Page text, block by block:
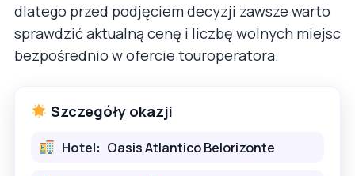
dlatego przed podjęciem decyzji zawsze warto
sprawdzić aktualną cenę i liczbę wolnych miejsc
bezpośrednio w ofercie touroperatora.
Szczegóły okazji
Hotel: Oasis Atlantico Belorizonte